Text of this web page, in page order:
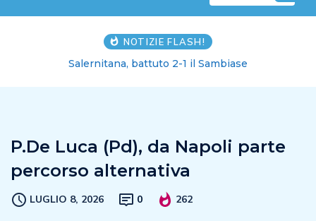
NOTIZIE FLASH!
Salernitana, battuto 2-1 il Sambiase
P.De Luca (Pd), da Napoli parte
percorso alternativa
LUGLIO 8, 2026 0 262